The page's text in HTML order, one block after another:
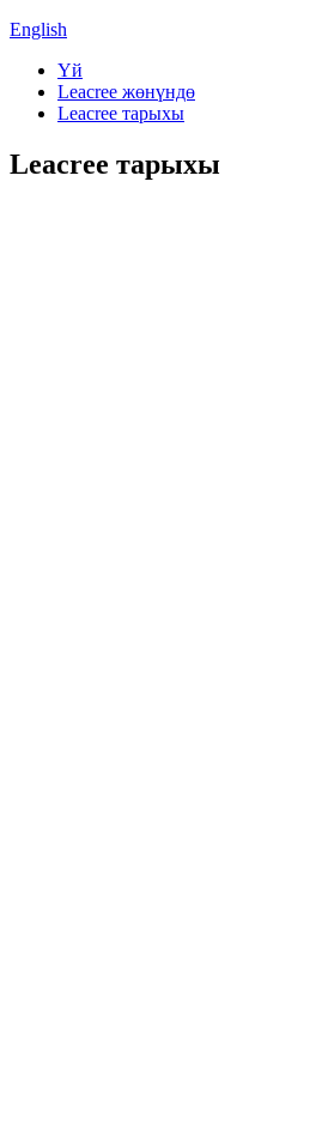
English
Үй
Leacree жөнүндө
Leacree тарыхы
Leacree тарыхы